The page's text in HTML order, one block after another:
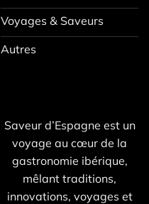
Voyages & Saveurs
Autres
Saveur d’Espagne est un
voyage au cœur de la
gastronomie ibérique,
mêlant traditions,
innovations, voyages et